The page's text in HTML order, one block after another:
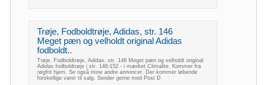
Trøje, Fodboldtrøje, Adidas, str. 146
Meget pæn og velholdt original Adidas
fodboldt..
Trøje, Fodboldtrøje, Adidas, str. 146 Meget pæn og velholdt original
Adidas fodboldtrøje i str. 146-152 - i mærket Climalite. Kommer fra
røgfrit hjem. Se også mine andre annoncer. Der kommer løbende
forskellige varer til salg. Sender gerne med Post D